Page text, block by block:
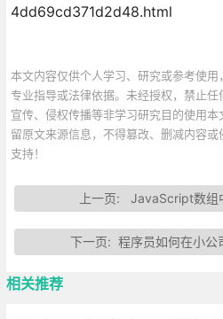
4dd69cd371d2d48.html
本文内容仅供个人学习、研究或参考使用
专业指导或法律依据。未经授权，禁止
宣传、侵权传播等非学习研究目的使用
留原文来源信息，不得篡改、删减内容
支持！
上一页: JavaScript数组
下一页: 程序员如何在小公
相关推荐